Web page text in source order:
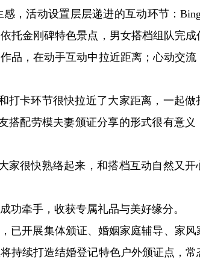
，活动设置层层递进的互动环节：
托金刚碑特色景点，男女搭档组队完成
品，在动手互动中拉近距离；心动交流
打卡环节很快拉近了大家距离，一起做
搭配劳模夫妻颁证分享的形式很有意义
家很快熟络起来，和搭档互动自然又开
功牵手，收获专属礼品与美好缘分。
已开展集体颁证、婚姻家庭辅导、家风
持续打造结婚登记特色户外颁证点，常